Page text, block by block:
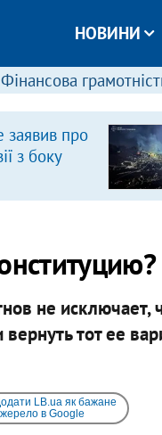
НОВИНИ
Фінансова
заявив про
з боку
не исключает,
тот ее
LB.ua як бажане
в Google